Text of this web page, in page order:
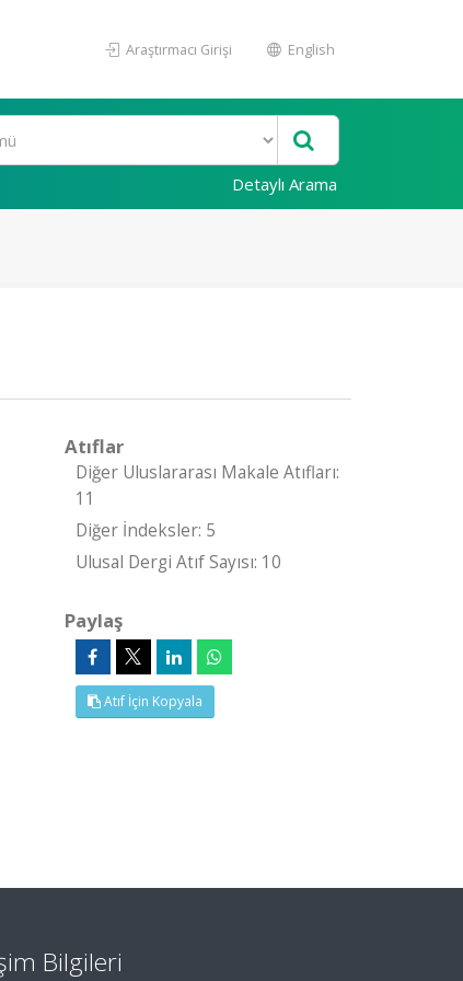
Araştırmacı Girişi English
Detaylı Arama
Atıflar
Diğer Uluslararası Makale Atıfları:
11
Diğer İndeksler: 5
Ulusal Dergi Atıf Sayısı: 10
Paylaş
Atıf İçin Kopyala
Bilgileri